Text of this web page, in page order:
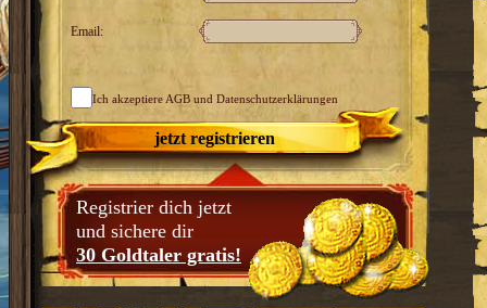
Email:
Ich akzeptiere AGB und Datenschutzerklärungen
jetzt registrieren
Registrier dich jetzt
und sichere dir
30 Goldtaler gratis!